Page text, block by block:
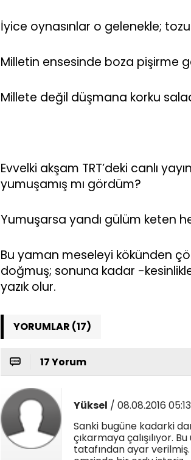
İyice oynasınlar o gelenekle;
Milletin ensesinde boza pişirme
Millete değil düşmana korku
Evvelki akşam TRT’deki canlı
yumuşamış mı gördüm?
Yumuşarsa yandı gülüm keten
Bu yaman meseleyi kökünden
doğmuş; sonuna kadar -
yazık olur.
YORUMLAR (17)
17 Yorum
Yüksel / 08.08.2016 05:13
Sanki bugüne kadarki
çıkarmaya çalışılıyor.
tatafından ayar